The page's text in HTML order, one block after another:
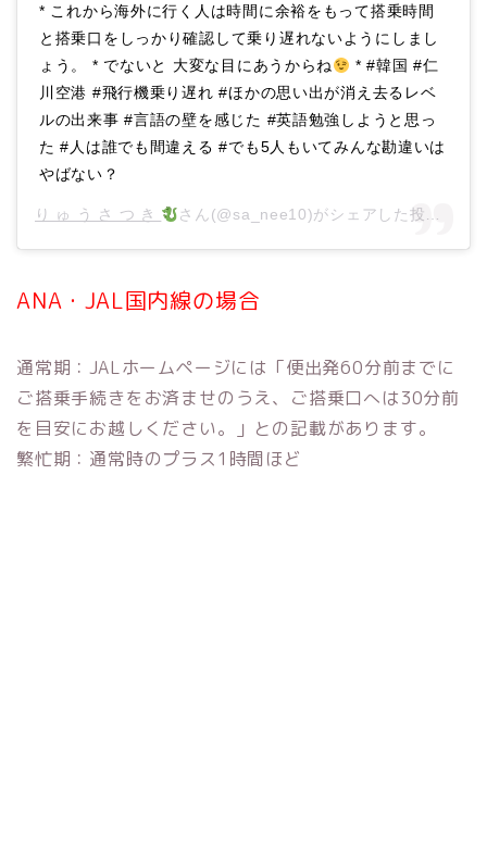
* これから海外に行く人は時間に余裕をもって搭乗時間
と搭乗口をしっかり確認して乗り遅れないようにしまし
ょう。 * でないと 大変な目にあうからね
* #韓国 #仁
川空港 #飛行機乗り遅れ #ほかの思い出が消え去るレベ
ルの出来事 #言語の壁を感じた #英語勉強しようと思っ
た #人は誰でも間違える #でも5人もいてみんな勘違いは
やばない？
り ゅ う さ つ き さん(@sa_nee10)がシェアした投稿 –
ANA・JAL国内線の場合
通常期：JALホームページには「便出発60分前までに
ご搭乗手続きをお済ませのうえ、ご搭乗口へは30分前
を目安にお越しください。」との記載があります。
繁忙期：通常時のプラス1時間ほど